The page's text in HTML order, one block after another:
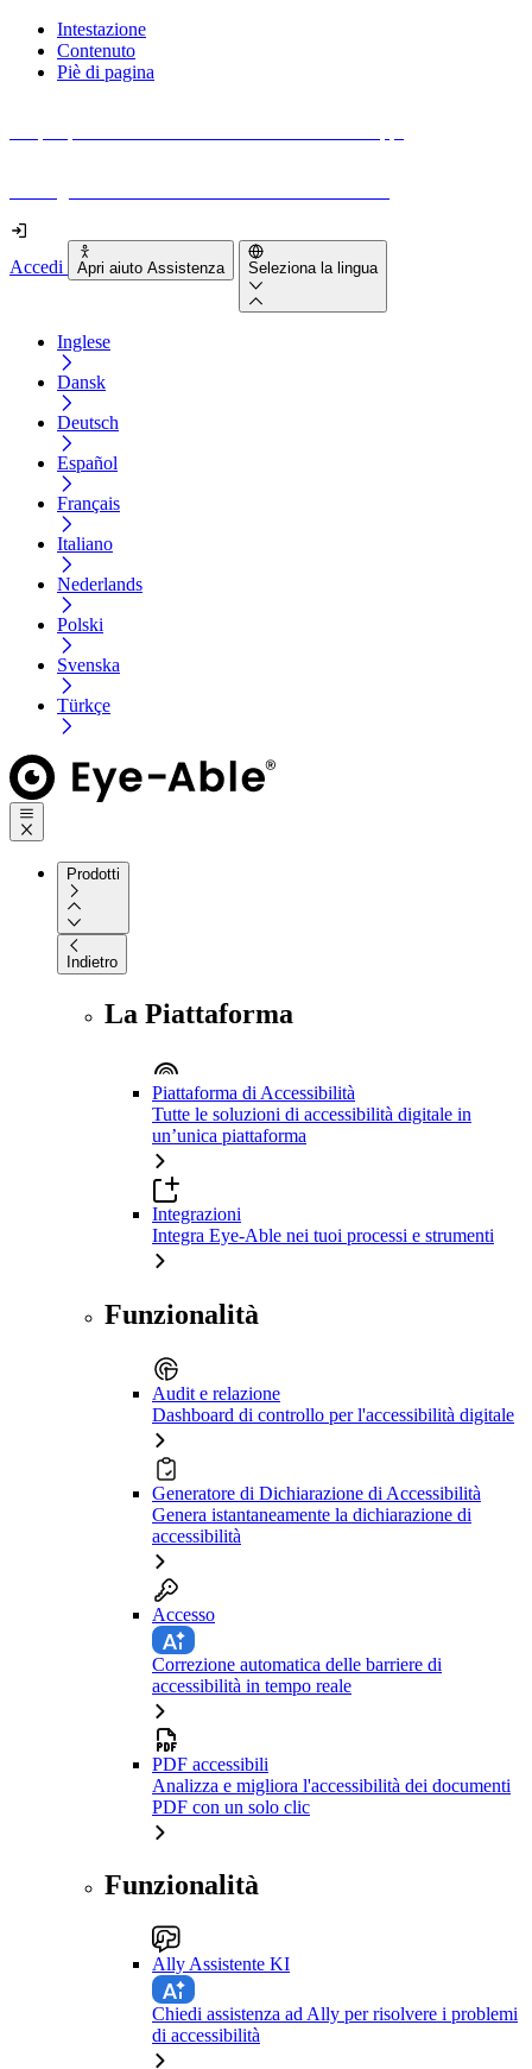
Intestazione
Contenuto
Piè di pagina
Accedi Apri aiuto Assistenza Seleziona la lingua
Inglese
Dansk
Deutsch
Español
Français
Italiano
Nederlands
Polski
Svenska
Türkçe
Prodotti
Indietro
La Piattaforma
Piattaforma di Accessibilità
Tutte le soluzioni di accessibilità digitale in
un’unica piattaforma
Integrazioni
Integra Eye-Able nei tuoi processi e strumenti
Funzionalità
Audit e relazione
Dashboard di controllo per l'accessibilità digitale
Generatore di Dichiarazione di Accessibilità
Genera istantaneamente la dichiarazione di
accessibilità
Accesso
Correzione automatica delle barriere di
accessibilità in tempo reale
PDF accessibili
Analizza e migliora l'accessibilità dei documenti
PDF con un solo clic
Funzionalità
Ally Assistente KI
Chiedi assistenza ad Ally per risolvere i problemi
di accessibilità